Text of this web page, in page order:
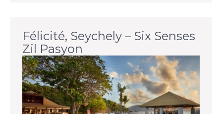
Félicité, Seychely – Six Senses
Zil Pasyon